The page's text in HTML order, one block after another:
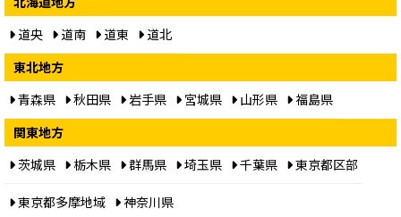
道央
道南 道東
道北
東北地方
青森県
秋田県 岩手県 宮城県 山形県
福島県
関東地方
茨城県
栃木県 群馬県 埼玉県 千葉県 東京都区部
東京都多摩地域
神奈川県